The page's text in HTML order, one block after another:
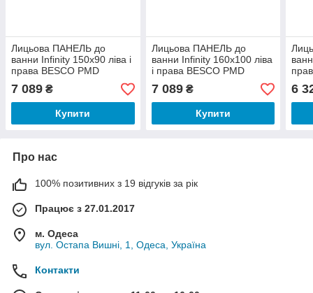
Лицьова ПАНЕЛЬ до
ванни Infinity 150х90 ліва і
права BESCO PMD
PIRAMIDA
7 089 ₴
Купити
Лицьова ПАНЕЛЬ до
ванни Infinity 160х100 ліва
і права BESCO PMD
PIRAMIDA
7 089₴
Купити
6
Про нас
100% позитивних з 19 відгуків за рік
Працює з 27.01.2017
м. Одеса
вул. Остапа Вишні, 1, Одеса, Україна
Контакти